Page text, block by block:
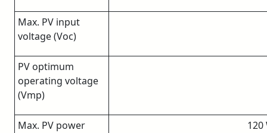
Max. PV input
voltage (Voc)
PV optimum
operating voltage
(Vmp)
Max. PV power 120